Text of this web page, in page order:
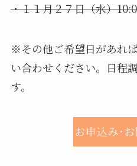
・１１月２７日（水）
※その他ご希望日があれ
い合わせください。日程
す。